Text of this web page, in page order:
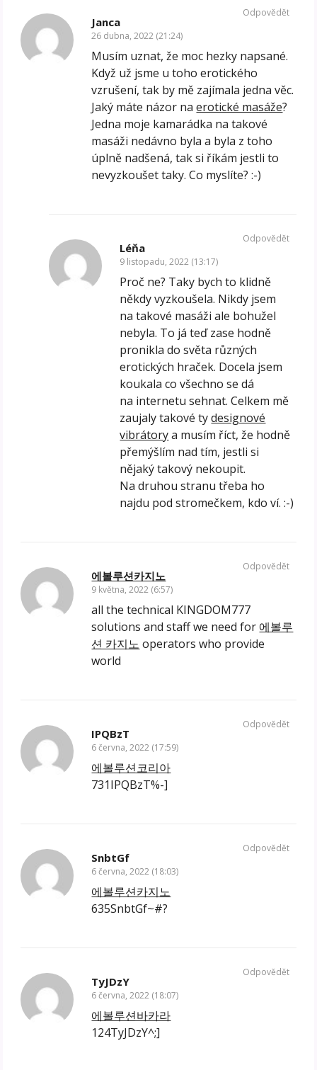
Janca
26 dubna, 2022 (21:24)
Musím uznat, že moc hezky napsané.
Když už jsme u toho erotického
vzrušení, tak by mě zajímala jedna věc.
Jaký máte názor naerotické masáže?
Jedna moje kamarádka na takové
masáži nedávno byla a byla z toho
úplně nadšená, tak si říkám jestli to
nevyzkoušet taky. Co myslíte? :-)
Odpovědět
Léňa
9 listopadu, 2022 (13:17)
Proč ne? Taky bych to klidně
někdy vyzkoušela. Nikdy jsem
na takové masáži ale bohužel
nebyla. To já teď zase hodně
pronikla do světa různých
erotických hraček. Docela jsem
koukala co všechno se dá
na internetu sehnat. Celkem mě
zaujaly takové tydesignové
vibrátorya musím říct, že hodně
přemýšlím nad tím, jestli si
nějaký takový nekoupit.
Na druhou stranu třeba ho
najdu pod stromečkem, kdo ví. :-)
Odpovědět
에볼루션카지노
9 května, 2022 (6:57)
all the technical KINGDOM777
solutions and staff we need for 에볼루
션 카지노 operators who provide
world
Odpovědět
IPQBzT
6 června, 2022 (17:59)
에볼루션코리아
731IPQBzT%-]
Odpovědět
SnbtGf
6 června, 2022 (18:03)
에볼루션카지노
635SnbtGf~#?
Odpovědět
TyJDzY
6 června, 2022 (18:07)
에볼루션바카라
124TyJDzY^;]
Odpovědět